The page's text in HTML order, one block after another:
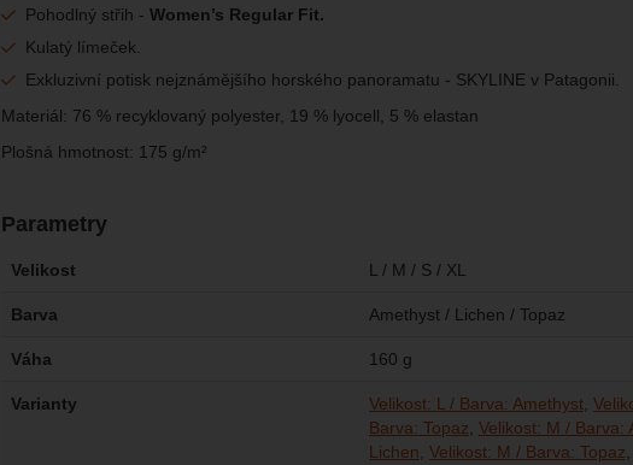
Pohodlný střih - Women’s Regular Fit.
Kulatý límeček.
Exkluzivní potisk nejznámějšího horského panoramatu - SKYLINE v Patagonii.
Materiál: 76 % recyklovaný polyester, 19 % lyocell, 5 % elastan
Plošná hmotnost: 175 g/m²
Parametry
Velikost L / M / S / XL
Barva Amethyst / Lichen / Topaz
Váha 160 g
Varianty Velikost: L / Barva: Amethyst
Barva: Topaz Velikost: M / Barva:
Lichen Velikost: M / Barva: Topaz